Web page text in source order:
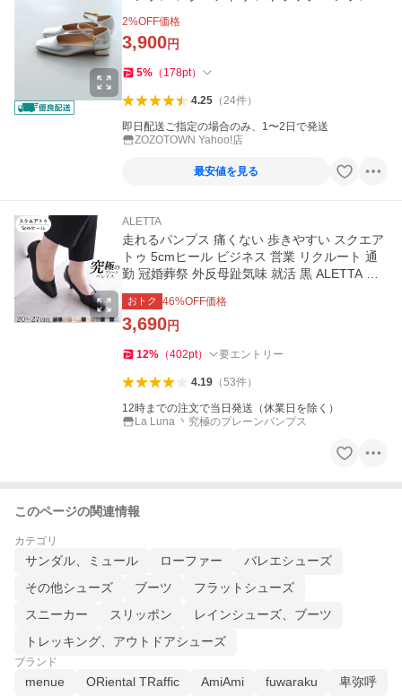
2%OFF価格
3,900円
5% （ 178pt）
4.25（24件）
即日配送ご指定の場合のみ、1〜2日で発送
ZOZOTOWN Yahoo!店
最安値を見る
ALETTA
走れるパンプス 痛くない 歩きやすい スクエア
トゥ 5cmヒール ビジネス 営業 リクルート 通
勤 冠婚葬祭 外反母趾気味 就活 黒 ALETTA ア
レッタ 送料無料
おトク 46%OFF価格
3,690円
12% （402pt） 要エントリー
4.19（53件）
12時までの注文で当日発送（休業日を除く）
La Luna 丶究極のプレーンパンプス
このページの関連情報
カテゴリ
サンダル、ミュール ローファー
バレエシューズ
その他シューズ
ブーツ
フラットシューズ
スニーカー
スリッポン
レインシューズ、ブーツ
トレッキング、アウトドアシューズ
ブランド
menue ORiental TRaffic AmiAmi fuwaraku
卑弥呼